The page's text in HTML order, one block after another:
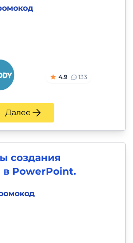
4.9 133
Далее
создания
в PowerPoint.